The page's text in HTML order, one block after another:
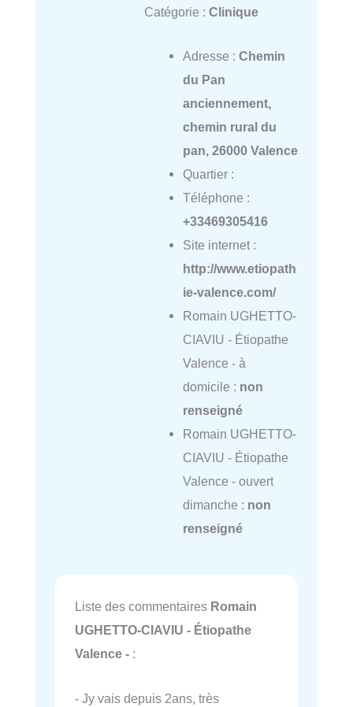
Catégorie : Clinique
Adresse : Chemin
du Pan
anciennement,
chemin rural du
pan, 26000 Valence
Quartier :
Téléphone :
+33469305416
Site internet :
http://www.etiopath
ie-valence.com/
Romain UGHETTO-
CIAVIU - Étiopathe
Valence - à
domicile : non
renseigné
Romain UGHETTO-
CIAVIU - Étiopathe
Valence - ouvert
dimanche : non
renseigné
Liste des commentaires Romain
UGHETTO-CIAVIU - Étiopathe
Valence - :
- Jy vais depuis 2ans, très